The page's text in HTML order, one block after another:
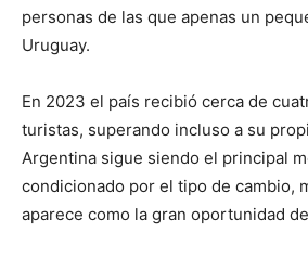
personas de las que apenas un
Uruguay.
En 2023 el país recibió cerca de
turistas, superando incluso a su
Argentina sigue siendo el principal
condicionado por el tipo de cambio,
aparece como la gran oportunidad